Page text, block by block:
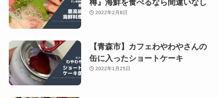
2022年2月8日
【青森市】カフェわやわやさんの
缶に入ったショートケーキ
2022年1月25日